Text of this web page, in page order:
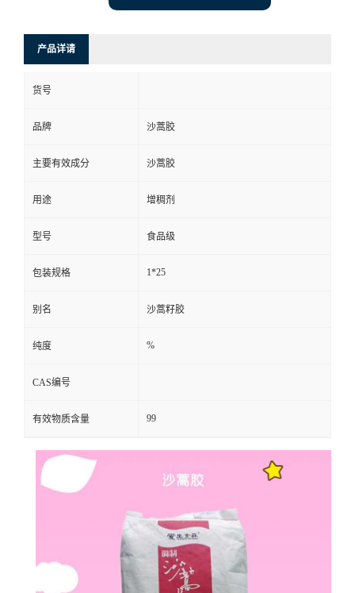
产品详请
货号
品牌 沙蒿胶
主要有效成分 沙蒿胶
用途 增稠剂
型号 食品级
包装规格 1*25
别名 沙蒿籽胶
纯度 %
CAS编号
有效物质含量 99